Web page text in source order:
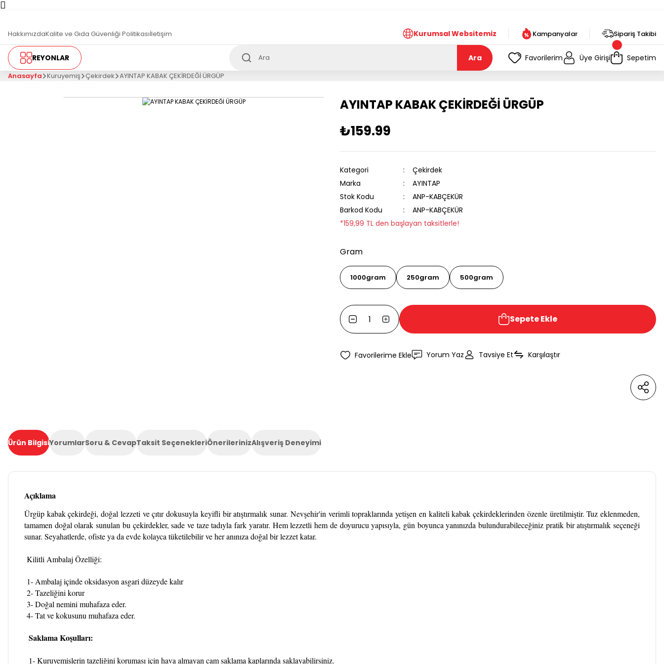
HakkımızdaKalite ve Gıda Güvenliği Politikasıİletişim Kurumsal Websitemiz Kampanyalar Sipariş Takibi
REYONLAR Ara Favorilerim Üye Girişi Sepetim
Anasayfa Kuruyemiş Çekirdek AYINTAP KABAK ÇEKİRDEĞİ ÜRGÜP
AYINTAP KABAK ÇEKİRDEĞİ ÜRGÜP
₺159.99
Kategori
Çekirdek
Marka
AYINTAP
Stok Kodu
ANP-KABÇEKÜR
Barkod Kodu
ANP-KABÇEKÜR
*159,99 TL den başlayan taksitlerle!
Gram
1000gram 250gram 500gram
Sepete Ekle
Yorum Yaz Tavsiye Et Karşılaştır
Ürün BilgisiYorumlarSoru & CevapTaksit SeçenekleriÖnerilerinizAlışveriş Deneyimi
Açıklama
Ürgüp kabak çekirdeği, doğal lezzeti ve çıtır dokusuyla keyifli bir atıştırmalık sunar. Nevşehir'in verimli topraklarında yetişen en kaliteli kabak çekirdeklerinden özenle üretilmiştir. Tuz eklenmeden,
tamamen doğal olarak sunulan bu çekirdekler, sade ve taze tadıyla fark yaratır. Hem lezzetli hem de doyurucu yapısıyla, gün boyunca yanınızda bulundurabileceğiniz pratik bir atıştırmalık seçeneği
sunar. Seyahatlerde, ofiste ya da evde kolayca tüketilebilir ve her anınıza doğal bir lezzet katar.
Kilitli Ambalaj Özelliği:
1- Ambalaj içinde oksidasyon asgari düzeyde kalır
2- Tazeliğini korur
3- Doğal nemini muhafaza eder.
4- Tat ve kokusunu muhafaza eder.
Saklama Koşulları:
1- Kuruyemişlerin tazeliğini koruması için hava almayan cam saklama kaplarında saklayabilirsiniz.